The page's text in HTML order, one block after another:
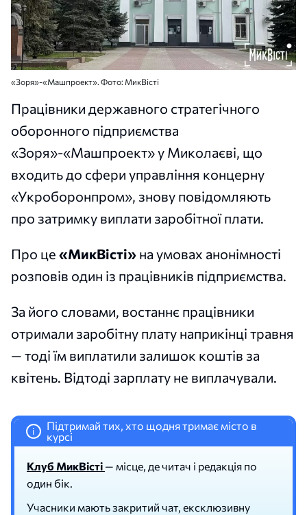
«Зоря»-«Машпроект». Фото: МикВісті
Працівники державного стратегічного
оборонного підприємства
«Зоря»-«Машпроект» у Миколаєві, що
входить до сфери управління концерну
«Укроборонпром», знову повідомляють
про затримку виплати заробітної плати.
Про це «МикВісті» на умовах анонімності
розповів один із працівників підприємства.
За його словами, востаннє працівники
отримали заробітну плату наприкінці травня
— тоді їм виплатили залишок коштів за
квітень. Відтоді зарплату не виплачували.
i
Підтримай тих, хто щодня тримає місто в
курсі
Клуб МикВісті — місце, де читач і редакція по
один бік.
Учасники мають закритий чат, ексклюзивну